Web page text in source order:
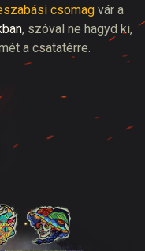
csomag vár a
, szóval ne hagyd ki,
a csatatérre.